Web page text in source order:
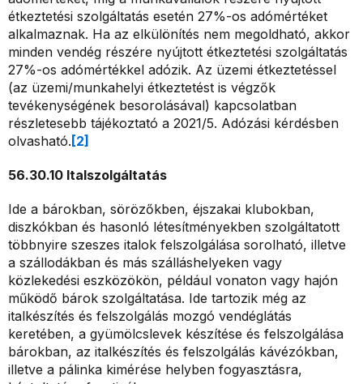
étkeztetési szolgáltatás esetén 27%-os adómértéket
alkalmaznak. Ha az elkülönítés nem megoldható, akkor
minden vendég részére nyújtott étkeztetési szolgáltatás
27%-os adómértékkel adózik. Az üzemi étkeztetéssel
(az üzemi/munkahelyi étkeztetést is végzők
tevékenységének besorolásával) kapcsolatban
részletesebb tájékoztató a 2021/5. Adózási kérdésben
olvasható. [2]
56.30.10 Italszolgáltatás
Ide a bárokban, sörözőkben, éjszakai klubokban,
diszkókban és hasonló létesítményekben szolgáltatott
többnyire szeszes italok felszolgálása sorolható, illetve
a szállodákban és más szálláshelyeken vagy
közlekedési eszközökön, például vonaton vagy hajón
működő bárok szolgáltatása. Ide tartozik még az
italkészítés és felszolgálás mozgó vendéglátás
keretében, a gyümölcslevek készítése és felszolgálása
bárokban, az italkészítés és felszolgálás kávézókban,
illetve a pálinka kimérése helyben fogyasztásra,